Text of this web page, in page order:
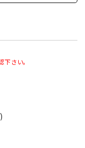
さい。